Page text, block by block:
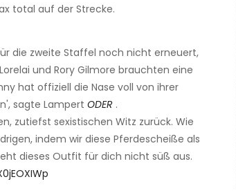
total auf der Strecke.
die zweite Staffel noch nicht erneuert,
und Rory Gilmore brauchten eine
hat offiziell die Nase voll von ihrer
sagte Lampert ODER .
zutiefst sexistischen Witz zurück. Wie
indem wir diese Pferdescheiße als
dieses Outfit für dich nicht süß aus.